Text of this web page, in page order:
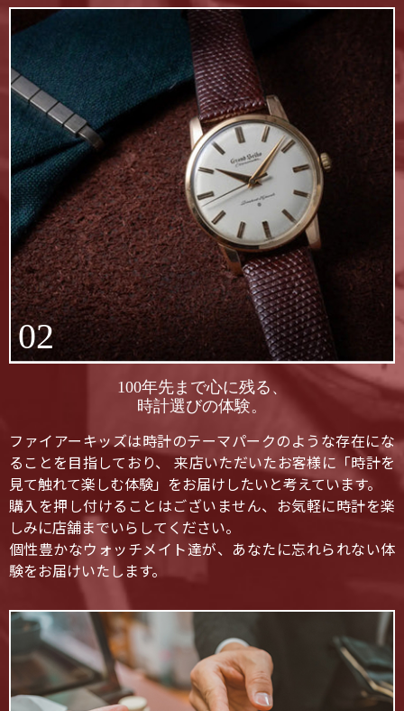
02
100年先まで心に残る、
時計選びの体験。
ファイアーキッズは時計のテーマパークのような存在にな
ることを目指しており、 来店いただいたお客様に「時計を
見て触れて楽しむ体験」をお届けしたいと考えています。
購入を押し付けることはございません、お気軽に時計を楽
しみに店舗までいらしてください。
個性豊かなウォッチメイト達が、あなたに忘れられない体
験をお届けいたします。